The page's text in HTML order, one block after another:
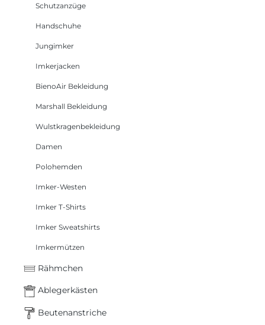
Schutzanzüge
Handschuhe
Jungimker
Imkerjacken
BienoAir Bekleidung
Marshall Bekleidung
Wulstkragenbekleidung
Damen
Polohemden
Imker-Westen
Imker T-Shirts
Imker Sweatshirts
Imkermützen
Rähmchen
Ablegerkästen
Beutenanstriche